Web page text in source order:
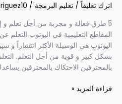
اترك تعليقاً / تعليم البرمجة /
5 طرق فعالة و مجربة من أجل تعلم و
المقاطع التعليمية في اليوتوب التعلم
اليوتوب هي الوسيلة الأكثر انتشاراً و
بشكل كبير و قوية من أجل التعلم.
بالمحترفين الاحتكاك بالمحترفين
قراءة المزيد »